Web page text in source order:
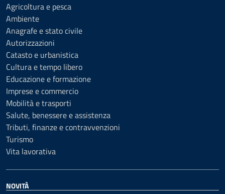
Agricoltura e pesca
Ambiente
Anagrafe e stato civile
Autorizzazioni
Catasto e urbanistica
Cultura e tempo libero
Educazione e formazione
Imprese e commercio
Mobilità e trasporti
Salute, benessere e assistenza
Tributi, finanze e contravvenzioni
Turismo
Vita lavorativa
NOVITÀ